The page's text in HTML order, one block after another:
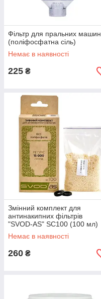
Фільтр для пральних машин
(поліфосфатна сіль)
Немає в наявності
225 ₴
Змінний комплект для
антинакипних фільтрів
"SVOD-AS" SC100 (100 мл)
Немає в наявності
260 ₴